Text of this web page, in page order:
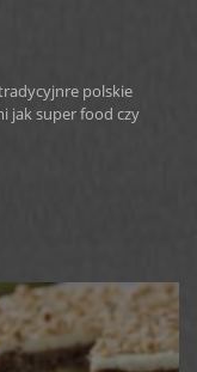
polskie
jak super food czy